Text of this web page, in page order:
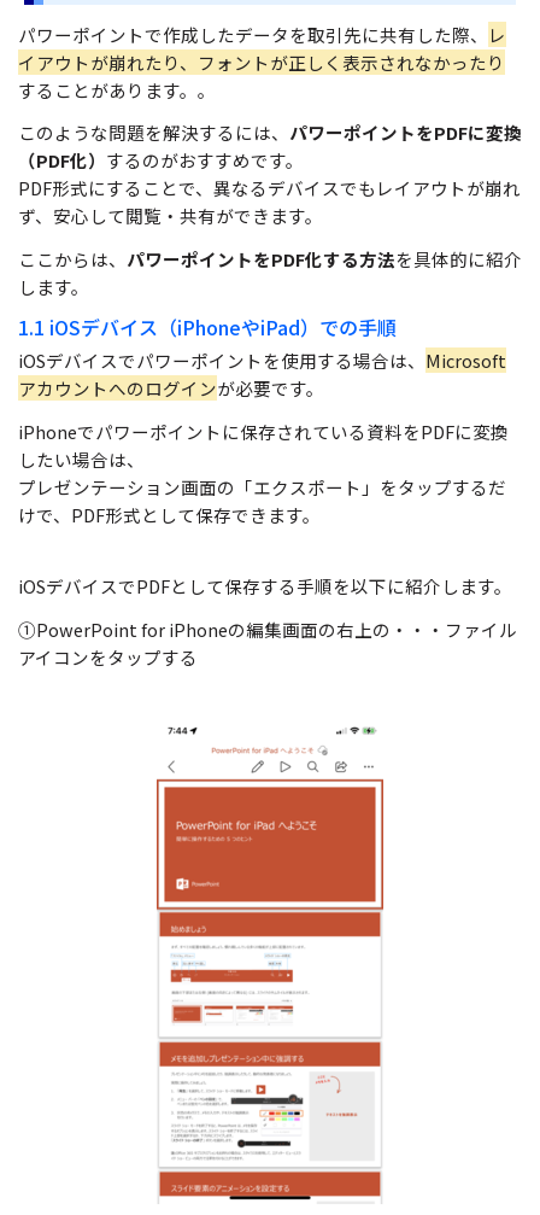
パワーポイントで作成したデータを取引先に共有した際、
レ
イアウトが崩れたり、フォントが正しく表示されなかったり
することがあります。。
このような問題を解決するには、 パワーポイントをPDFに変換
（PDF化） するのがおすすめです。
PDF形式にすることで、異なるデバイスでもレイアウトが崩れ
ず、安心して閲覧・共有ができます。
ここからは、 パワーポイントをPDF化する方法を具体的に紹介
します。
1.1 iOSデバイス（iPhoneやiPad）での手順
iOSデバイスでパワーポイントを使用する場合は、 Microsoft
アカウントへのログインが必要です。
iPhoneでパワーポイントに保存されている資料をPDFに変換
したい場合は、
プレゼンテーション画面の「エクスポート」をタップするだ
けで、PDF形式として保存できます。
iOSデバイスでPDFとして保存する手順を以下に紹介します。
①PowerPoint for iPhoneの編集画面の右上の・・・ファイル
アイコンをタップする